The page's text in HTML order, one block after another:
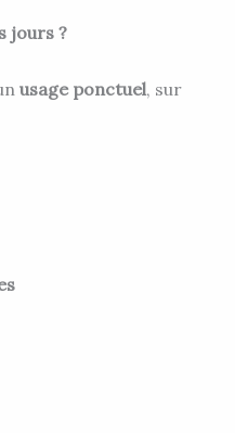
jours ?
usage ponctuel, sur